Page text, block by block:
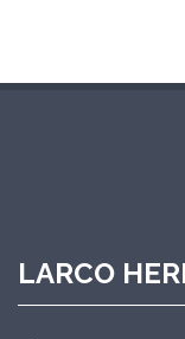
LARCO